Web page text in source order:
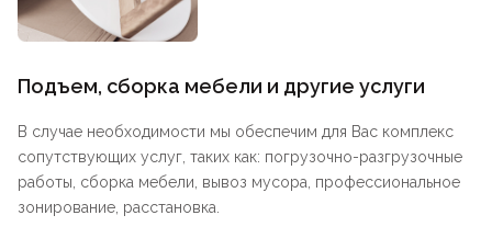
Подъем, сборка мебели и другие услуги
В случае необходимости мы обеспечим для Вас комплекс
сопутствующих услуг, таких как: погрузочно-разгрузочные
работы, сборка мебели, вывоз мусора, профессиональное
зонирование, расстановка.